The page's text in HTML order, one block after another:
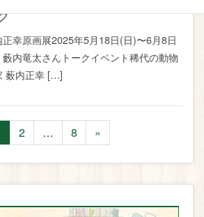
正幸原画展2025年5月18日(日)〜6月8日
藪内竜太さんトークイベント稀代の動物
薮内正幸 […]
2 … 8 »